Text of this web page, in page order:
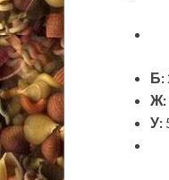
Б:
Ж:
У: